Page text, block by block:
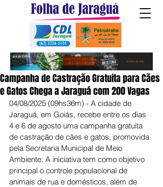
Campanha de Castração Gratuita para Cães
e Gatos Chega a Jaraguá com 200 Vagas
04/08/2025 (09hs36m) - A cidade de
Jaraguá, em Goiás, recebe entre os dias
4 e 6 de agosto uma campanha gratuita
de castração de cães e gatos, promovida
pela Secretaria Municipal de Meio
Ambiente. A iniciativa tem como objetivo
principal o controle populacional de
animais de rua e domésticos, além de